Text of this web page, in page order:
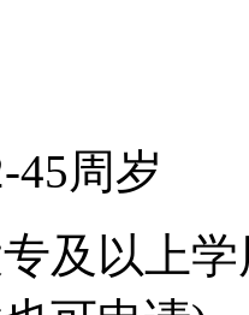
45周岁
专及以上